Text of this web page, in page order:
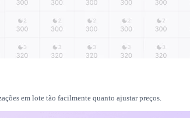
em lote tão facilmente quanto ajustar preços.